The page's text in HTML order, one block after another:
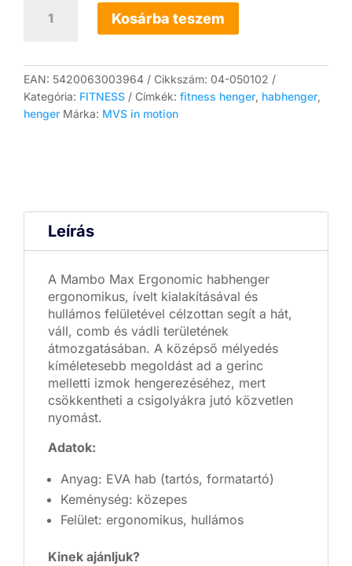
henger
mennyiség
Kosárba teszem
EAN: 5420063003964 Cikkszám: 04-050102
Kategória: FITNESS Címkék: fitness henger, habhenger,
henger Márka: MVS in motion
Leírás
A Mambo Max Ergonomic habhenger
ergonomikus, ívelt kialakításával és
hullámos felületével célzottan segít a hát,
váll, comb és vádli területének
átmozgatásában. A középső mélyedés
kíméletesebb megoldást ad a gerinc
melletti izmok hengerezéséhez, mert
csökkentheti a csigolyákra jutó közvetlen
nyomást.
Adatok:
Anyag: EVA hab (tartós, formatartó)
Keménység: közepes
Felület: ergonomikus, hullámos
Kinek ajánljuk?